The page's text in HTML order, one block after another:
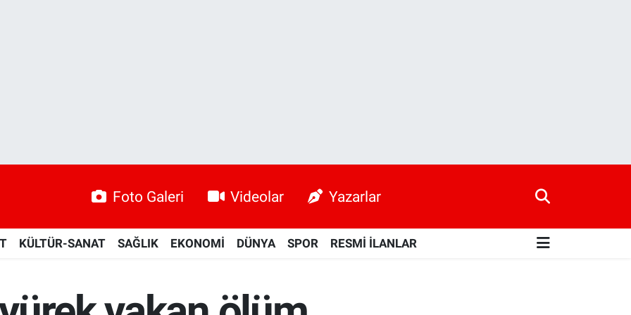
Foto Galeri Videolar Yazarlar
KÜLTÜR-SANAT SAĞLIK EKONOMİ DÜNYA SPOR RESMİ İLANLAR